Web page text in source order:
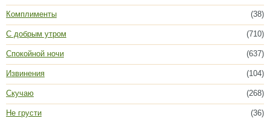
(38)
Комплименты
(710)
С добрым утром
(637)
Спокойной ночи
(104)
Извинения
(268)
Скучаю
(36)
Не грусти